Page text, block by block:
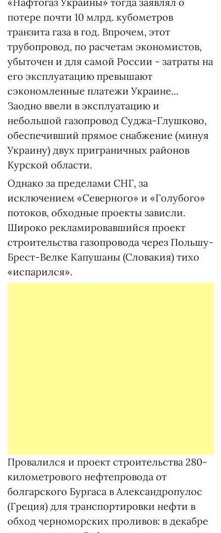
потере почти 10 млрд. кубометров
транзита газа в год. Впрочем, этот
трубопровод, по расчетам экономистов,
убыточен и для самой России - затраты на
его эксплуатацию превышают
сэкономленные платежи Украине...
Заодно ввели в эксплуатацию и
небольшой газопровод Суджа-Глушково,
обеспечивший прямое снабжение (минуя
Украину) двух приграничных районов
Курской области.
Однако за пределами СНГ, за
исключением «Северного» и «Голубого»
потоков, обходные проекты зависли.
Широко рекламировавшийся проект
строительства газопровода через Польшу-
Брест-Велке Капушаны (Словакия) тихо
«испарился».
Провалился и проект строительства 280-
километрового нефтепровода от
болгарского Бургаса в Александропулос
(Греция) для транспортировки нефти в
обход черноморских проливов: в декабре